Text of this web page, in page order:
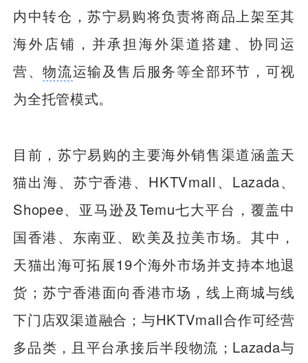
内中转仓，苏宁易购将负责将商品上架至其
海外店铺，并承担海外渠道搭建、协同运
营、物流运输及售后服务等全部环节，可视
为全托管模式。
目前，苏宁易购的主要海外销售渠道涵盖天
猫出海、苏宁香港、HKTVmall、Lazada、
Shopee、亚马逊及Temu七大平台，覆盖中
国香港、东南亚、欧美及拉美市场。其中，
天猫出海可拓展19个海外市场并支持本地退
货；苏宁香港面向香港市场，线上商城与线
下门店双渠道融合；与HKTVmall合作可经营
多品类，且平台承接后半段物流；Lazada与